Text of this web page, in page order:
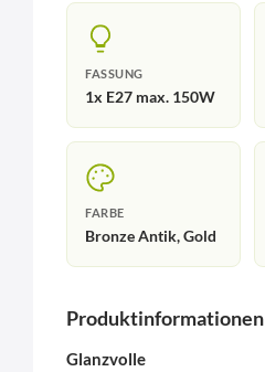
FASSUNG
1x E27 max. 150W
FARBE
Bronze Antik, Gold
Produktinformationen
Glanzvolle